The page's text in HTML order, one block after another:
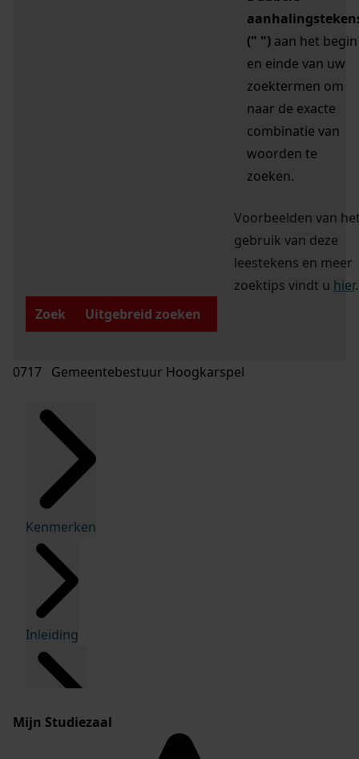
(" ") aan het begin
en einde van uw
zoektermen om
naar de exacte
combinatie van
woorden te
zoeken.
Voorbeelden van
gebruik van deze
leestekens en meer
zoektips vindt u hier.
Zoek
Uitgebreid zoeken
0717 Gemeentebestuur Hoogkarspel
Kenmerken
Inleiding
Mijn Studiezaal